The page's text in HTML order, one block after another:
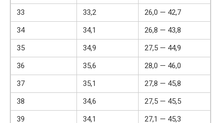
33
33,2
26,0 — 42,7
34
34,1
26,8 — 43,8
35
34,9
27,5 — 44,9
36
35,6
28,0 — 46,0
37
35,1
27,8 — 45,8
38
34,6
27,5 — 45,5
39
34,1
27,1 — 45,3